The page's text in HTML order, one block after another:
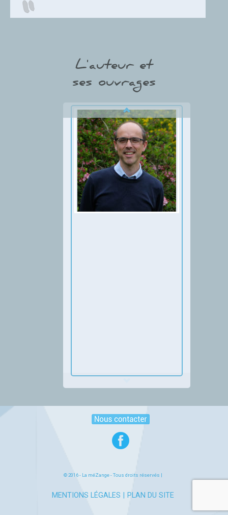
L'auteur et
ses ouvrages
© 2016 - La méZange- Tous droits réservés |
MENTIONS LÉGALES PLAN DU SITE